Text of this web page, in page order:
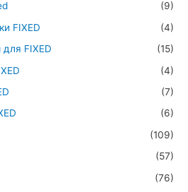
(9)
FIXED
(4)
FIXED
(15)
(4)
(7)
(6)
(109)
(57)
(76)